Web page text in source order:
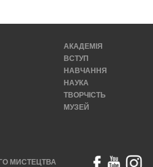
АКАДЕМІЯ
ВСТУП
НАВЧАННЯ
НАУКА
ТВОРЧІСТЬ
МУЗЕЙ
МИСТЕЦТВА